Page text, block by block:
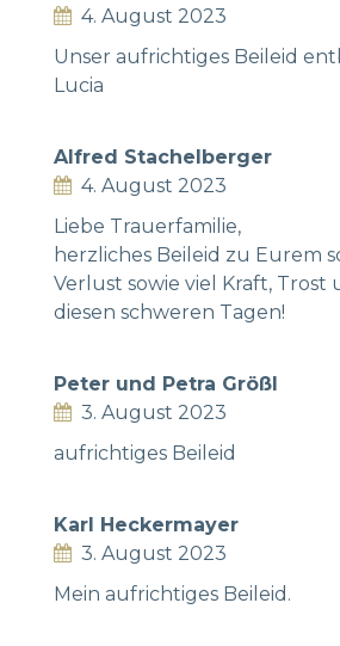
4. August 2023
Unser aufrichtiges Beileid
Lucia
Alfred Stachelberger
4. August 2023
Liebe Trauerfamilie,
herzliches Beileid zu Eurem
Verlust sowie viel Kraft, Trost
diesen schweren Tagen!
Peter und Petra Größl
3. August 2023
aufrichtiges Beileid
Karl Heckermayer
3. August 2023
Mein aufrichtiges Beileid.